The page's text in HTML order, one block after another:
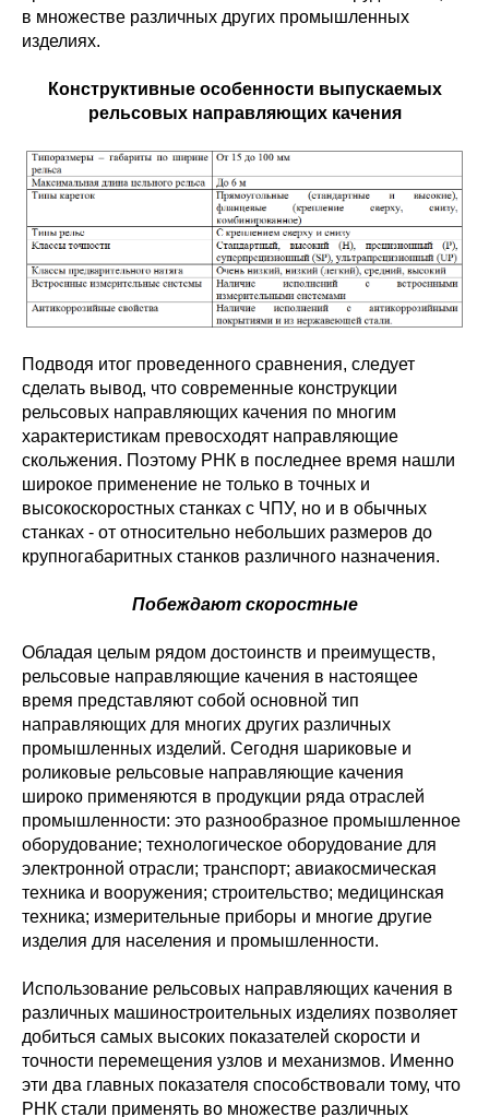
в множестве различных других промышленных
изделиях.
Конструктивные особенности выпускаемых
рельсовых направляющих качения
Подводя итог проведенного сравнения, следует
сделать вывод, что современные конструкции
рельсовых направляющих качения по многим
характеристикам превосходят направляющие
скольжения. Поэтому РНК в последнее время нашли
широкое применение не только в точных и
высокоскоростных станках с ЧПУ, но и в обычных
станках - от относительно небольших размеров до
крупногабаритных станков различного назначения.
Побеждают скоростные
Обладая целым рядом достоинств и преимуществ,
рельсовые направляющие качения в настоящее
время представляют собой основной тип
направляющих для многих других различных
промышленных изделий. Сегодня шариковые и
роликовые рельсовые направляющие качения
широко применяются в продукции ряда отраслей
промышленности: это разнообразное промышленное
оборудование; технологическое оборудование для
электронной отрасли; транспорт; авиакосмическая
техника и вооружения; строительство; медицинская
техника; измерительные приборы и многие другие
изделия для населения и промышленности.
Использование рельсовых направляющих качения в
различных машиностроительных изделиях позволяет
добиться самых высоких показателей скорости и
точности перемещения узлов и механизмов. Именно
эти два главных показателя способствовали тому, что
РНК стали применять во множестве различных